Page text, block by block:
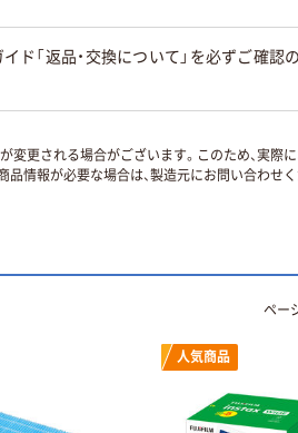
「返品・交換について」を必ずご確認
変更される場合がございます。このため、実際
情報が必要な場合は、製造元にお問い合わせく
人気商品
ペー